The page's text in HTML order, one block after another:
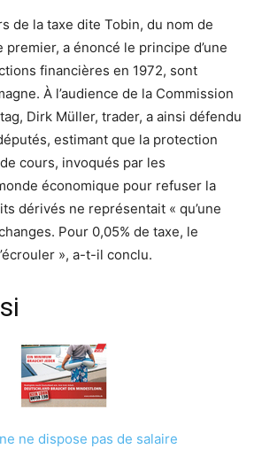
de la taxe dite Tobin, du nom de
premier, a énoncé le principe d’une
financières en 1972, sont
À l’audience de la Commission
Dirk Müller, trader, a ainsi défendu
estimant que la protection
cours, invoqués par les
économique pour refuser la
dérivés ne représentait « qu’une
Pour 0,05% de taxe, le
», a-t-il conclu.
ne dispose pas de salaire